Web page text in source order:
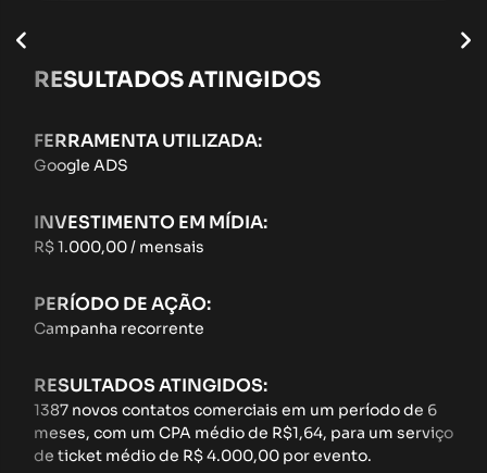
RESULTADOS ATINGIDOS
FERRAMENTA UTILIZADA:
Google ADS
INVESTIMENTO EM MÍDIA:
R$ 1.000,00 / mensais
PERÍODO DE AÇÃO:
Campanha recorrente
RESULTADOS ATINGIDOS:
1387 novos contatos comerciais em um período de 6
meses, com um CPA médio de R$1,64, para um serviço
de ticket médio de R$ 4.000,00 por evento.